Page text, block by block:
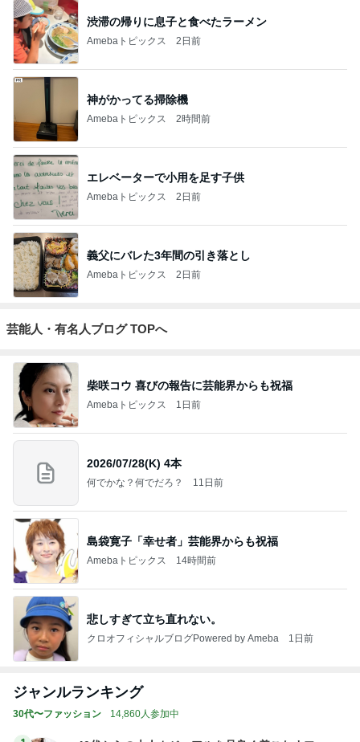
渋滞の帰りに息子と食べたラーメン
Amebaトピックス 2日前
神がかってる掃除機
Amebaトピックス 2時間前
エレベーターで小用を足す子供
Amebaトピックス 2日前
義父にバレた3年間の引き落とし
Amebaトピックス 2日前
芸能人・有名人ブログ TOPへ
柴咲コウ 喜びの報告に芸能界からも祝福
Amebaトピックス 1日前
2026/07/28(K) 4本
何でかな？何でだろ？ 11日前
島袋寛子「幸せ者」芸能界からも祝福
Amebaトピックス 14時間前
悲しすぎて立ち直れない。
クロオフィシャルブログPowered by Ameba 1日前
ジャンルランキング
30代〜ファッション 14,860人参加中